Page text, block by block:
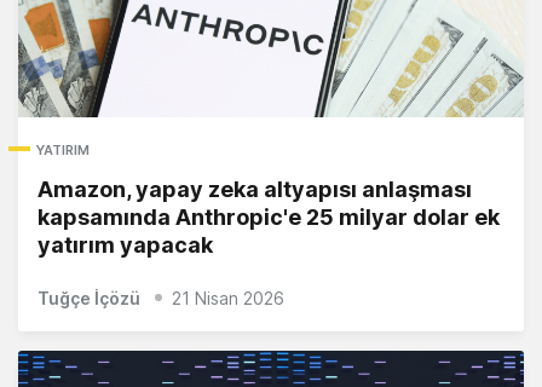
YATIRIM
Amazon, yapay zeka altyapısı anlaşması
kapsamında Anthropic'e 25 milyar dolar ek
yatırım yapacak
Tuğçe İçözü 21 Nisan 2026